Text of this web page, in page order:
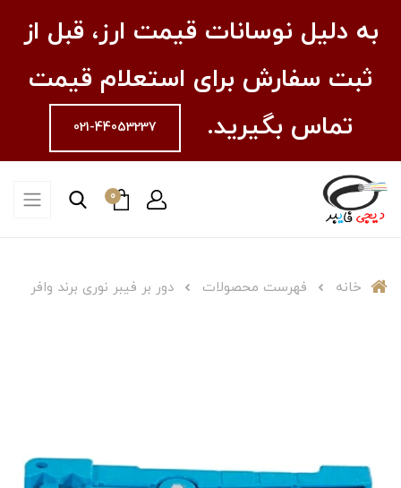
به دلیل نوسانات قیمت ارز، قبل از
ثبت سفارش برای استعلام قیمت
تماس بگیرید.
021-44053237
0
خانه فهرست محصولات دور بر فیبر نوری برند وافر